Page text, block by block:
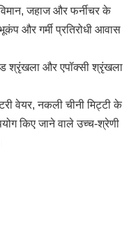
जहाज और फर्नीचर के
और गर्मी प्रतिरोधी आवास
श्रृंखला और एपॉक्सी श्रृंखला
वेयर, नकली चीनी मिट्टी के
किए जाने वाले उच्च-श्रेणी